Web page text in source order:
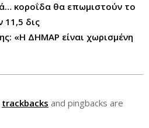
κοροΐδα θα επωμιστούν το
δις
«Η ΔΗΜΑΡ είναι χωρισμένη
trackbacks and pingbacks are